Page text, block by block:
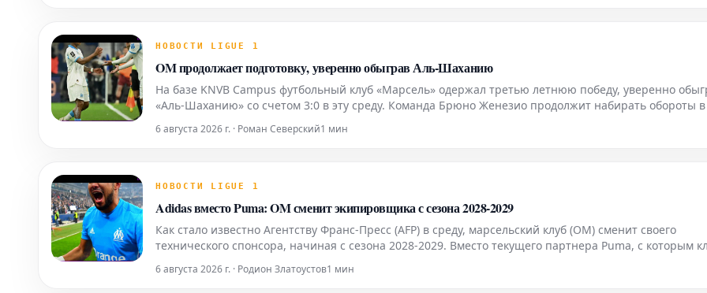
НОВОСТИ LIGUE 1
OM продолжает подготовку, уверенно обыграв Аль-Шаханию
На базе KNVB Campus футбольный клуб «Марсель» одержал третью летнюю победу, уверенно
«Аль-Шаханию» со счетом 3:0 в эту среду. Команда Брюно Женезио продолжит набирать обороты в
оставшихся предсезонных матчах перед возобновлением игр Лиги 1.
6 августа 2026 г. · Роман Северский1 мин
НОВОСТИ LIGUE 1
Adidas вместо Puma: OM сменит экипировщика с сезона 2028-2029
Как стало известно Агентству Франс-Пресс (AFP) в среду, марсельский клуб (OM) сменит своего
технического спонсора, начиная с сезона 2028-2029. Вместо текущего партнера Puma, с которым
6 августа 2026 г. · Родион Златоустов1 мин